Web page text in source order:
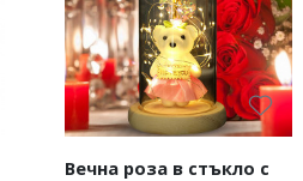
Вечна роза в стъкло с